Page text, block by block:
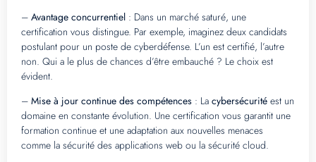
– Avantage concurrentiel : Dans un marché saturé, une
certification vous distingue. Par exemple, imaginez deux candidats
postulant pour un poste de cyberdéfense. L’un est certifié, l’autre
non. Qui a le plus de chances d’être embauché ? Le choix est
évident.
– Mise à jour continue des compétences : La cybersécurité est un
domaine en constante évolution. Une certification vous garantit une
formation continue et une adaptation aux nouvelles menaces
comme la sécurité des applications web ou la sécurité cloud.